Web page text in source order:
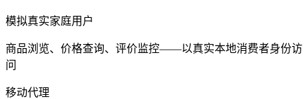
模拟真实家庭用户
商品浏览、价格查询、评价监控——以真实本地消费者身份访
问
移动代理